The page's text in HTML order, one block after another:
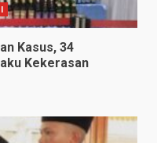
Kasus, 34
Kekerasan